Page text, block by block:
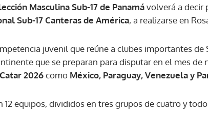
Masculina Sub-17 de Panamávolverá a decir
Sub-17 Canteras de América, a realizarse en
juvenil que reúne a clubes importantes
que se preparan para disputar en el mes de
2026como México, Paraguay, Venezuela y
12 equipos, divididos en tres grupos de cuatro y